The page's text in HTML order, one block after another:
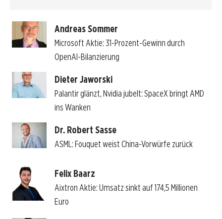
Andreas Sommer
Microsoft Aktie: 31-Prozent-Gewinn durch
OpenAI-Bilanzierung
Dieter Jaworski
Palantir glänzt, Nvidia jubelt: SpaceX bringt AMD
ins Wanken
Dr. Robert Sasse
ASML: Fouquet weist China-Vorwürfe zurück
Felix Baarz
Aixtron Aktie: Umsatz sinkt auf 174,5 Millionen
Euro